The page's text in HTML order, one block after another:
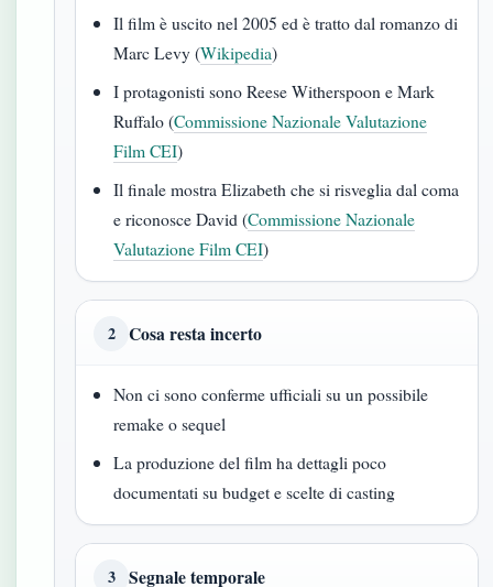
Il film è uscito nel 2005 ed è tratto dal romanzo di
Marc Levy (Wikipedia)
I protagonisti sono Reese Witherspoon e Mark
Ruffalo (Commissione Nazionale Valutazione
Film CEI)
Il finale mostra Elizabeth che si risveglia dal coma
e riconosce David (Commissione Nazionale
Valutazione Film CEI)
2 Cosa resta incerto
Non ci sono conferme ufficiali su un possibile
remake o sequel
La produzione del film ha dettagli poco
documentati su budget e scelte di casting
3 Segnale temporale